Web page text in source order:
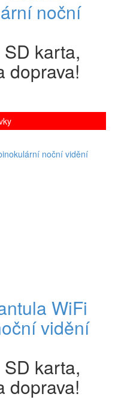
noční
karta,
doprava!
WiFi
vidění
karta,
doprava!